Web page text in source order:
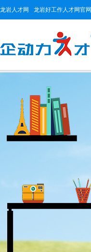
龙岩人才网 龙岩好工作人才网官网